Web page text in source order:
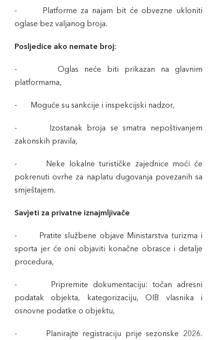
- Platforme za najam bit će obvezne ukloniti
oglase bez valjanog broja.
Posljedice ako nemate broj:
- Oglas neće biti prikazan na glavnim
platformama,
- Moguće su sankcije i inspekcijski nadzor,
- Izostanak broja se smatra nepoštivanjem
zakonskih pravila,
- Neke lokalne turističke zajednice moći će
pokrenuti ovrhe za naplatu dugovanja povezanih sa
smještajem.
Savjeti za privatne iznajmljivače
- Pratite službene objave Ministarstva turizma i
sporta jer će oni objaviti konačne obrasce i detalje
procedura,
- Pripremite dokumentaciju: točan adresni
podatak objekta, kategorizaciju, OIB vlasnika i
osnovne podatke o objektu,
- Planirajte registraciju prije sezonske 2026.